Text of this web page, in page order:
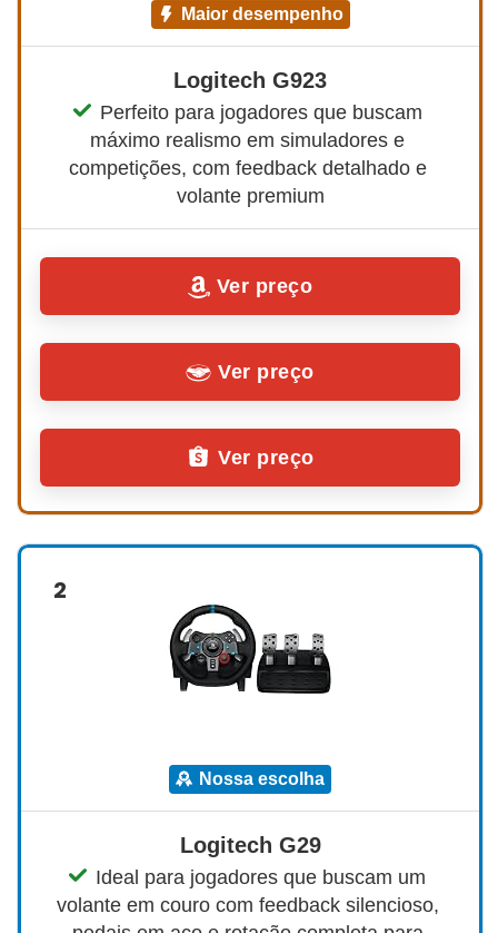
maior desempenho
Logitech G923
Perfeito para jogadores que buscam
máximo realismo em simuladores e
competições, com feedback detalhado e
volante premium
Ver preço
Ver preço
Ver preço
2
nossa escolha
Logitech G29
Ideal para jogadores que buscam um
volante em couro com feedback silencioso,